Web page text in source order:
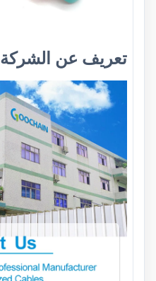
تعريف عن الشركة